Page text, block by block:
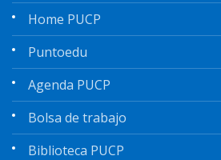
Home PUCP
Puntoedu
Agenda PUCP
Bolsa de trabajo
Biblioteca PUCP